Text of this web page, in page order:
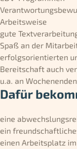
Arbeitsweise
gute
Spaß an der
erfolgsorientierten
Bereitschaft auch
u.a. an
Dafür
eine
ein
einen Arbeitsplatz